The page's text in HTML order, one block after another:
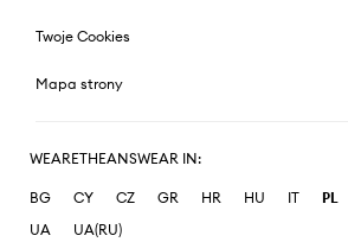
Twoje Cookies
Mapa strony
WEARETHEANSWEAR IN:
BG CY CZ GR HR HU IT PL
UA
UA(RU)